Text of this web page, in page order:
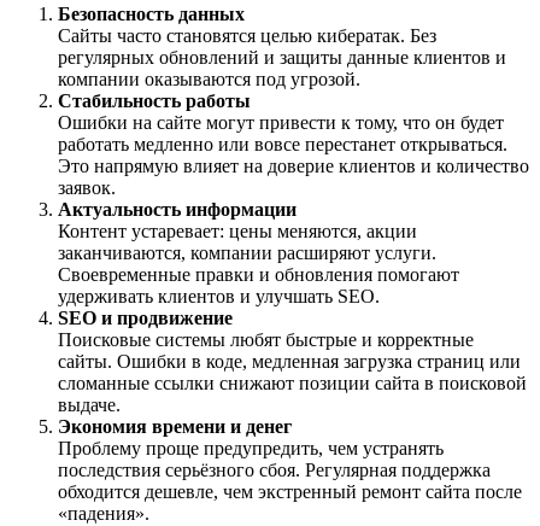
Безопасность данных
Сайты часто становятся целью кибератак. Без
регулярных обновлений и защиты данные клиентов и
компании оказываются под угрозой.
Стабильность работы
Ошибки на сайте могут привести к тому, что он будет
работать медленно или вовсе перестанет открываться.
Это напрямую влияет на доверие клиентов и количество
заявок.
Актуальность информации
Контент устаревает: цены меняются, акции
заканчиваются, компании расширяют услуги.
Своевременные правки и обновления помогают
удерживать клиентов и улучшать SEO.
SEO и продвижение
Поисковые системы любят быстрые и корректные
сайты. Ошибки в коде, медленная загрузка страниц или
сломанные ссылки снижают позиции сайта в поисковой
выдаче.
Экономия времени и денег
Проблему проще предупредить, чем устранять
последствия серьёзного сбоя. Регулярная поддержка
обходится дешевле, чем экстренный ремонт сайта после
«падения».